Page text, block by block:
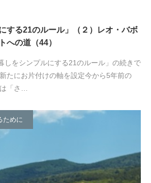
する21のルール」（２）レオ・バボ
への道（44）
しをシンプルにする21のルール」の続きで
たにお片付けの軸を設定今から5年前の
「さ…
ために